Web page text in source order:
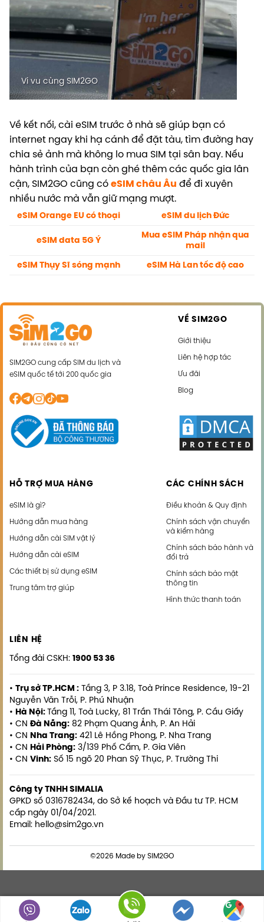
Vi vu cùng SIM2GO
Về kết nối, cài eSIM trước ở nhà sẽ giúp bạn có
internet ngay khi hạ cánh để đặt tàu, tìm đường hay
chia sẻ ảnh mà không lo mua SIM tại sân bay. Nếu
hành trình của bạn còn ghé thêm các quốc gia lân
cận, SIM2GO cũng có eSIM châu Âu để đi xuyên
nhiều nước mà vẫn giữ mạng mượt.
eSIM Orange EU có thoại eSIM du lịch Đức
eSIM data 5G Ý
Mua eSIM Pháp nhận qua
mail
eSIM Thụy Sĩ sóng mạnh eSIM Hà Lan tốc độ cao
SIM2GO cung cấp SIM du lịch và
eSIM quốc tế tới 200 quốc gia
VỀ SIM2GO
Giới thiệu
Liên hệ hợp tác
Ưu đãi
Blog
HỖ TRỢ MUA HÀNG
eSIM là gì?
Hướng dẫn mua hàng
Hướng dẫn cài SIM vật lý
Hướng dẫn cài eSIM
Các thiết bị sử dụng eSIM
Trung tâm trợ giúp
CÁC CHÍNH SÁCH
Điều khoản & Quy định
Chính sách vận chuyển
và kiểm hàng
Chính sách bảo hành và
đổi trả
Chính sách bảo mật
thông tin
Hình thức thanh toán
LIÊN HỆ
Tổng đài CSKH: 1900 53 36
• Trụ sở TP.HCM : Tầng 3, P 3.18, Toà Prince Residence, 19-21
Nguyễn Văn Trỗi, P. Phú Nhuận
• Hà Nội: Tầng 11, Toà Lucky, 81 Trần Thái Tông, P. Cầu Giấy
• CN Đà Nẵng: 82 Phạm Quang Ảnh, P. An Hải
• CN Nha Trang: 421 Lê Hồng Phong, P. Nha Trang
• CN Hải Phòng: 3/139 Phố Cấm, P. Gia Viên
• CN Vinh: Số 15 ngõ 20 Phan Sỹ Thục, P. Trường Thi
Công ty TNHH SIMALIA
GPKD số 0316782434, do Sở kế hoạch và Đầu tư TP. HCM
cấp ngày 01/04/2021.
Email: hello@sim2go.vn
©2026 Made by SIM2GO